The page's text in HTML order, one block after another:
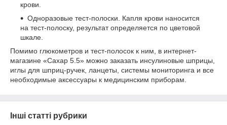
крови.
Одноразовые тест-полоски. Капля крови наносится
на тест-полоску, результат определяется по цветовой
шкале.
Помимо глюкометров и тест-полосок к ним, в интернет-
магазине «Сахар 5.5» можно заказать инсулиновые шприцы,
иглы для шприц-ручек, ланцеты, системы мониторинга и все
необходимые аксессуары к медицинским приборам.
Інші статті рубрики